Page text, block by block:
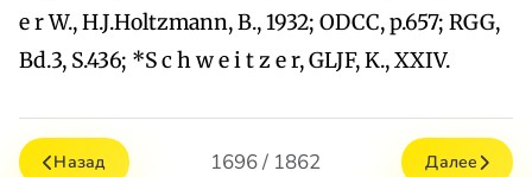
e r W., H.J.Holtzmann, B., 1932; ODCC, p.657; RGG,
Bd.3, S.436; *S c h w e i t z e r, GLJF, K., XXIV.
Назад 1696 / 1862 Далее